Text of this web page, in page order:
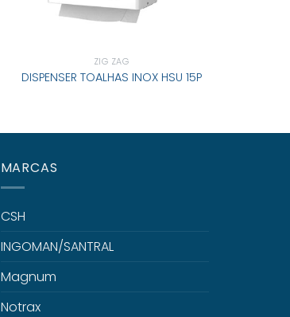
ZIG ZAG
DISPENSER TOALHAS INOX HSU 15P
MARCAS
CSH
INGOMAN/SANTRAL
Magnum
Notrax